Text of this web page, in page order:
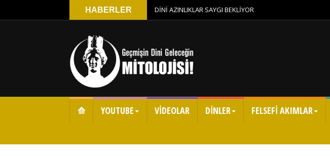
HABERLER DİNİ AZINLIKLAR SAYGI BEKLİYOR
⟰ YOUTUBE VİDEOLAR DİNLER FELSEFİ AKIMLAR